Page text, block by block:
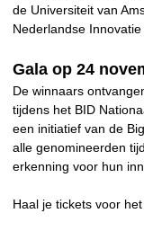
de Universiteit van
Nederlandse Innovatie
Gala op 24
De winnaars
tijdens het BID
een initiatief van de
alle genomineerden
erkenning voor hun
Haal je tickets voor